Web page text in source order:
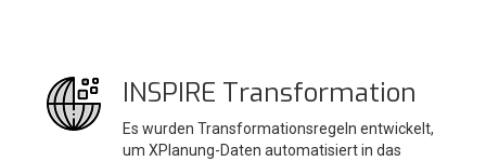
INSPIRE Transformation
Es wurden Transformationsregeln entwickelt,
um XPlanung-Daten automatisiert in das